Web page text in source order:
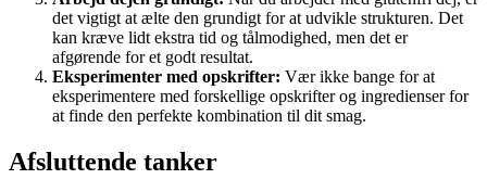
det vigtigt at ælte den grundigt for at udvikle strukturen. Det
kan kræve lidt ekstra tid og tålmodighed, men det er
afgørende for et godt resultat.
Eksperimenter med opskrifter: Vær ikke bange for at
eksperimentere med forskellige opskrifter og ingredienser for
at finde den perfekte kombination til dit smag.
Afsluttende tanker